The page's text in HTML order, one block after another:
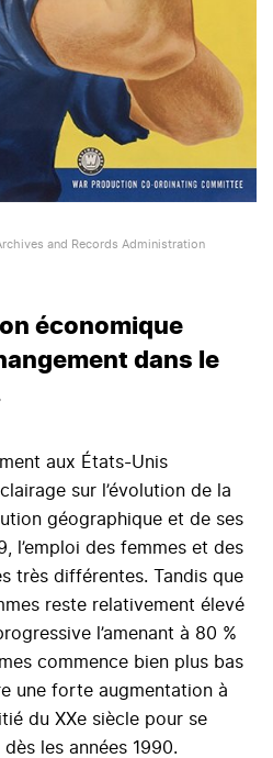
and Records Administration
économique
dans le
aux États-Unis
sur l’évolution de la
géographique et de ses
l’emploi des femmes et des
très différentes. Tandis que
reste relativement élevé
l’amenant à 80 %
commence bien plus bas
une forte augmentation à
du XXe siècle pour se
les années 1990.